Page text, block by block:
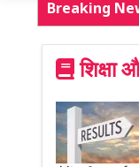
Breaking
शिक्षा